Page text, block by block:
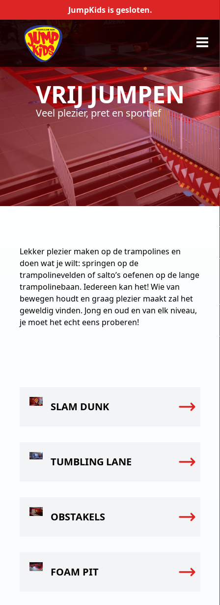
JumpKids is gesloten.
VRIJ JUMPEN
Veel plezier, pret en sportief
Lekker plezier maken op de trampolines en
doen wat je wilt: springen op de
trampolinevelden of salto’s oefenen op de lange
trampolinebaan. Iedereen kan het! Wie van
bewegen houdt en graag plezier maakt zal het
geweldig vinden. Jong en oud en van elk niveau,
je moet het echt eens proberen!
SLAM DUNK
TUMBLING LANE
OBSTAKELS
FOAM PIT